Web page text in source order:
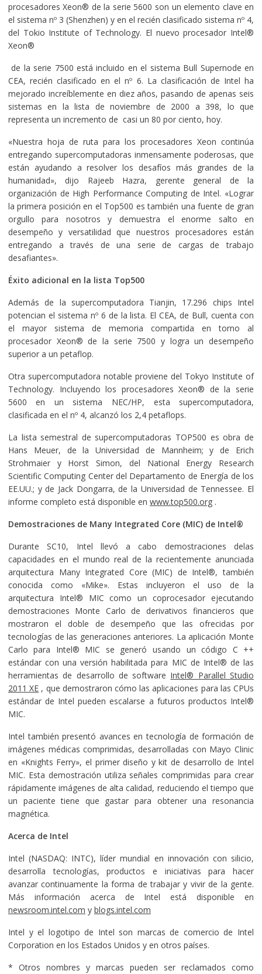
procesadores Xeon® de la serie 5600 son un elemento clave en
el sistema nº 3 (Shenzhen) y en el recién clasificado sistema nº 4,
del Tokio Institute of Technology. El nuevo procesador Intel®
Xeon®
de la serie 7500 está incluido en el sistema Bull Supernode en
CEA, recién clasificado en el nº 6. La clasificación de Intel ha
mejorado increíblemente en diez años, pasando de apenas seis
sistemas en la lista de noviembre de 2000 a 398, lo que
representa un incremento de casi un 80 por ciento, hoy.
«Nuestra hoja de ruta para los procesadores Xeon continúa
entregando supercomputadoras inmensamente poderosas, que
están ayudando a resolver los desafíos más grandes de la
humanidad», dijo Rajeeb Hazra, gerente general de la
organización de High Performance Computing de Intel. «Lograr
la primera posición en el Top500 es también una fuente de gran
orgullo para nosotros y demuestra el enorme salto en
desempeño y versatilidad que nuestros procesadores están
entregando a través de una serie de cargas de trabajo
desafiantes».
Éxito adicional en la lista Top500
Además de la supercomputadora Tianjin, 17.296 chips Intel
potencian el sistema nº 6 de la lista. El CEA, de Bull, cuenta con
el mayor sistema de memoria compartida en torno al
procesador Xeon® de la serie 7500 y logra un desempeño
superior a un petaflop.
Otra supercomputadora notable proviene del Tokyo Institute of
Technology. Incluyendo los procesadores Xeon® de la serie
5600 en un sistema NEC/HP, esta supercomputadora,
clasificada en el nº 4, alcanzó los 2,4 petaflops.
La lista semestral de supercomputadoras TOP500 es obra de
Hans Meuer, de la Universidad de Mannheim; y de Erich
Strohmaier y Horst Simon, del National Energy Research
Scientific Computing Center del Departamento de Energía de los
EE.UU.; y de Jack Dongarra, de la Universidad de Tennessee. El
informe completo está disponible en www.top500.org.
Demostraciones de Many Integrated Core (MIC) de Intel®
Durante SC10, Intel llevó a cabo demostraciones delas
capacidades en el mundo real de la recientemente anunciada
arquitectura Many Integrated Core (MIC) de Intel®, también
conocida como «Mike». Estas incluyeron el uso de la
arquitectura Intel® MIC como un coprocesador ejecutando
demostraciones Monte Carlo de derivativos financieros que
mostraron el doble de desempeño que las ofrecidas por
tecnologías de las generaciones anteriores. La aplicación Monte
Carlo para Intel® MIC se generó usando un código C ++
estándar con una versión habilitada para MIC de Intel® de las
herramientas de desarrollo de software Intel® Parallel Studio
2011 XE , que demostraron cómo las aplicaciones para las CPUs
estándar de Intel pueden escalarse a futuros productos Intel®
MIC.
Intel también presentó avances en tecnología de formación de
imágenes médicas comprimidas, desarrolladas con Mayo Clinic
en «Knights Ferry», el primer diseño y kit de desarrollo de Intel
MIC. Esta demostración utiliza señales comprimidas para crear
rápidamente imágenes de alta calidad, reduciendo el tiempo que
un paciente tiene que gastar para obtener una resonancia
magnética.
Acerca de Intel
Intel (NASDAQ: INTC), líder mundial en innovación con silicio,
desarrolla tecnologías, productos e iniciativas para hacer
avanzar continuamente la forma de trabajar y vivir de la gente.
Más información acerca de Intel está disponible en
newsroom.intel.com y blogs.intel.com
Intel y el logotipo de Intel son marcas de comercio de Intel
Corporation en los Estados Unidos y en otros países.
* Otros nombres y marcas pueden ser reclamados como